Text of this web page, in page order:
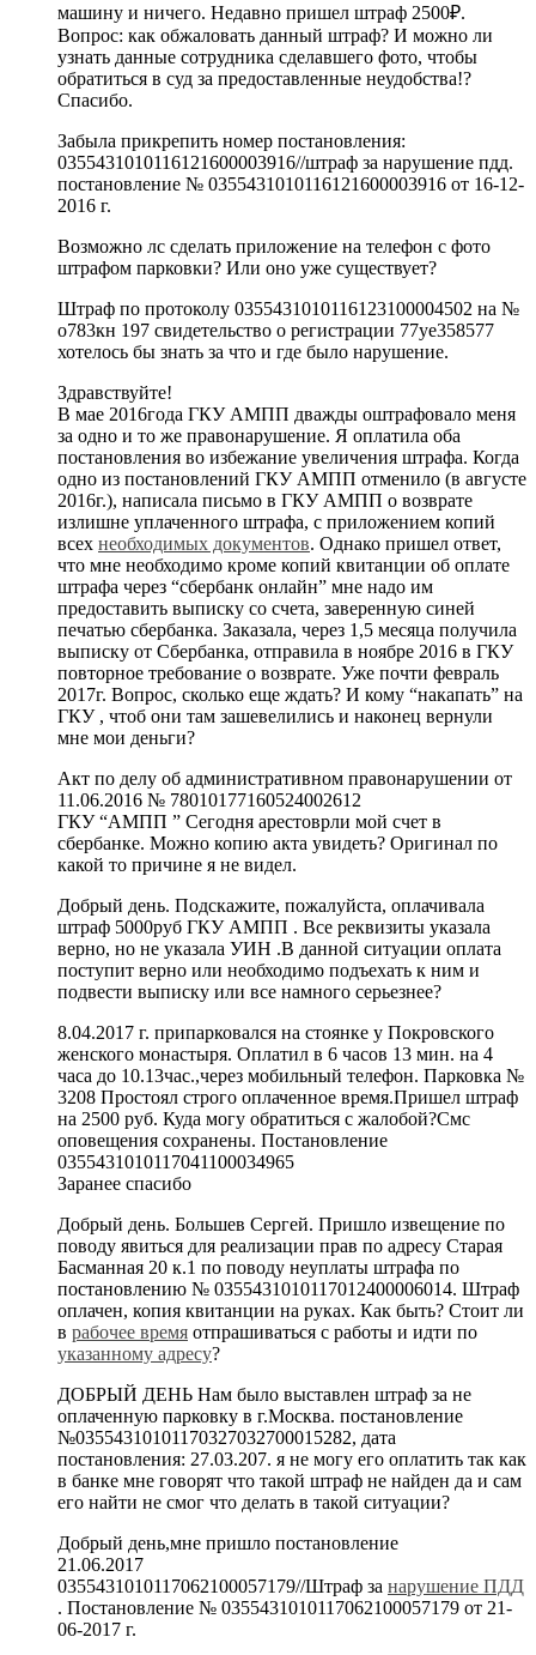
машину и ничего. Недавно пришел штраф 2500₽.
Вопрос: как обжаловать данный штраф? И можно ли
узнать данные сотрудника сделавшего фото, чтобы
обратиться в суд за предоставленные неудобства!?
Спасибо.
Забыла прикрепить номер постановления:
0355431010116121600003916//штраф за нарушение пдд.
постановление № 0355431010116121600003916 от 16-12-
2016 г.
Возможно лс сделать приложение на телефон с фото
штрафом парковки? Или оно уже существует?
Штраф по протоколу 0355431010116123100004502 на №
о783кн 197 свидетельство о регистрации 77уе358577
хотелось бы знать за что и где было нарушение.
Здравствуйте!
В мае 2016года ГКУ АМПП дважды оштрафовало меня
за одно и то же правонарушение. Я оплатила оба
постановления во избежание увеличения штрафа. Когда
одно из постановлений ГКУ АМПП отменило (в августе
2016г.), написала письмо в ГКУ АМПП о возврате
излишне уплаченного штрафа, с приложением копий
всех необходимых документов. Однако пришел ответ,
что мне необходимо кроме копий квитанции об оплате
штрафа через “сбербанк онлайн” мне надо им
предоставить выписку со счета, заверенную синей
печатью сбербанка. Заказала, через 1,5 месяца получила
выписку от Сбербанка, отправила в ноябре 2016 в ГКУ
повторное требование о возврате. Уже почти февраль
2017г. Вопрос, сколько еще ждать? И кому “накапать” на
ГКУ , чтоб они там зашевелились и наконец вернули
мне мои деньги?
Акт по делу об административном правонарушении от
11.06.2016 № 78010177160524002612
ГКУ “АМПП ” Сегодня арестоврли мой счет в
сбербанке. Можно копию акта увидеть? Оригинал по
какой то причине я не видел.
Добрый день. Подскажите, пожалуйста, оплачивала
штраф 5000руб ГКУ АМПП . Все реквизиты указала
верно, но не указала УИН .В данной ситуации оплата
поступит верно или необходимо подъехать к ним и
подвести выписку или все намного серьезнее?
8.04.2017 г. припарковался на стоянке у Покровского
женского монастыря. Оплатил в 6 часов 13 мин. на 4
часа до 10.13час.,через мобильный телефон. Парковка №
3208 Простоял строго оплаченное время.Пришел штраф
на 2500 руб. Куда могу обратиться с жалобой?Смс
оповещения сохранены. Постановление
0355431010117041100034965
Заранее спасибо
Добрый день. Большев Сергей. Пришло извещение по
поводу явиться для реализации прав по адресу Старая
Басманная 20 к.1 по поводу неуплаты штрафа по
постановлению № 0355431010117012400006014. Штраф
оплачен, копия квитанции на руках. Как быть? Стоит ли
в рабочее время отпрашиваться с работы и идти по
указанному адресу?
ДОБРЫЙ ДЕНЬ Нам было выставлен штраф за не
оплаченную парковку в г.Москва. постановление
№03554310101170327032700015282, дата
постановления: 27.03.207. я не могу его оплатить так как
в банке мне говорят что такой штраф не найден да и сам
его найти не смог что делать в такой ситуации?
Добрый день,мне пришло постановление
21.06.2017
0355431010117062100057179//Штраф за нарушение ПДД
. Постановление № 0355431010117062100057179 от 21-
06-2017 г.